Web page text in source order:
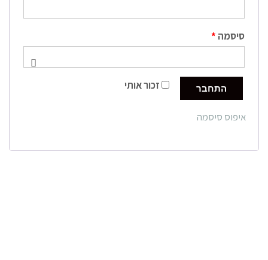
סיסמה *
זכור אותי התחבר
איפוס סיסמה